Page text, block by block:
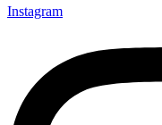
Instagram